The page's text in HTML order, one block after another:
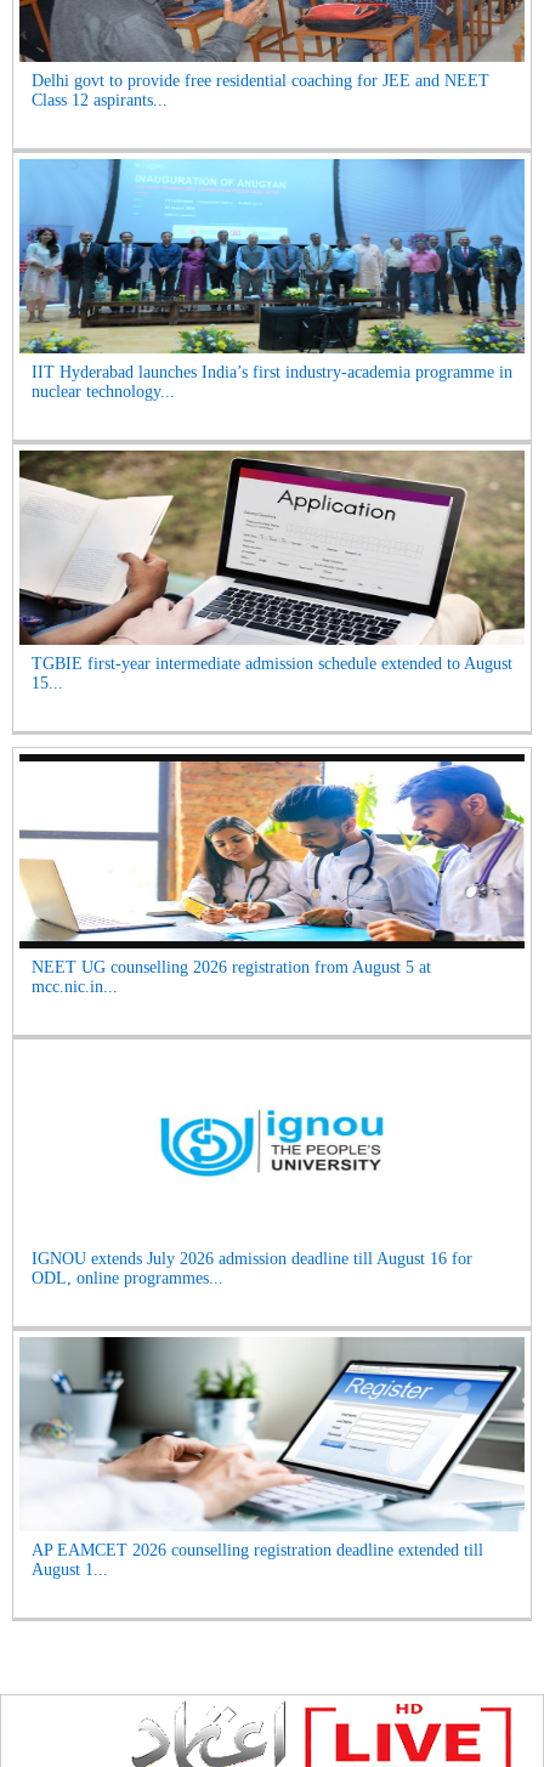
Delhi govt to provide free residential coaching for JEE and NEET
Class 12 aspirants...
IIT Hyderabad launches India’s first industry-academia programme in
nuclear technology...
TGBIE first-year intermediate admission schedule extended to August
15...
NEET UG counselling 2026 registration from August 5 at
mcc.nic.in...
IGNOU extends July 2026 admission deadline till August 16 for
ODL, online programmes...
AP EAMCET 2026 counselling registration deadline extended till
August 1...